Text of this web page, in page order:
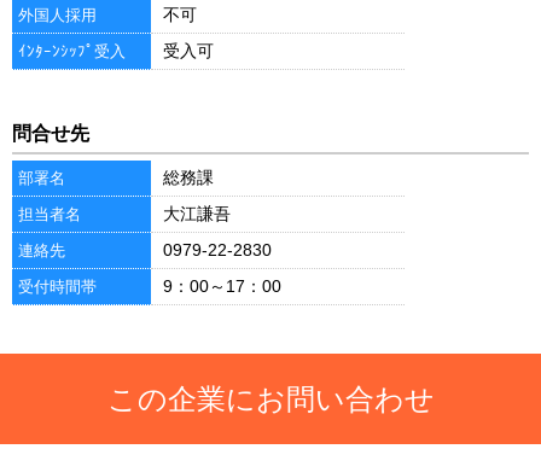
外国人採用 不可
ｲﾝﾀｰﾝｼｯﾌﾟ受入 受入可
問合せ先
部署名 総務課
担当者名 大江謙吾
連絡先 0979-22-2830
受付時間帯 9：00～17：00
この企業にお問い合わせ